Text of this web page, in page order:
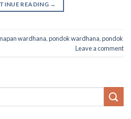
READING →
wardhana,pondok wardhana,pondok
Leave a comment